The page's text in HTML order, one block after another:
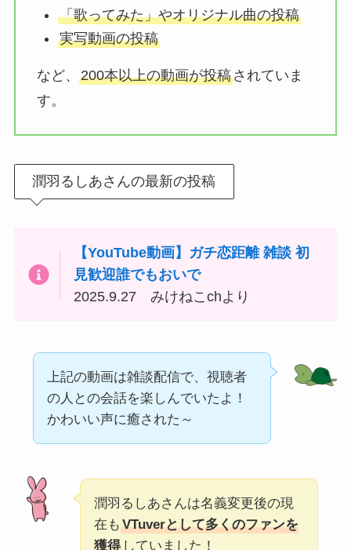
「歌ってみた」やオリジナル曲の投稿
実写動画の投稿
など、 200本以上の動画が投稿されていま
す。
潤羽るしあさんの最新の投稿
【YouTube動画】ガチ恋距離 雑談 初
見歓迎誰でもおいで
2025.9.27 みけねこchより
上記の動画は雑談配信で、視聴者
の人との会話を楽しんでいたよ！
かわいい声に癒された～
潤羽るしあさんは名義変更後の現
在も VTuverとして多くのファンを
獲得していました！